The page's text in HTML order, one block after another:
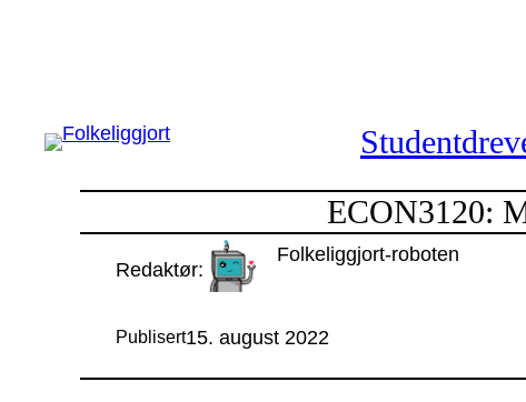
ECON3120:
Redaktør:
Folkeliggjort-roboten
Publisert15. august 2022